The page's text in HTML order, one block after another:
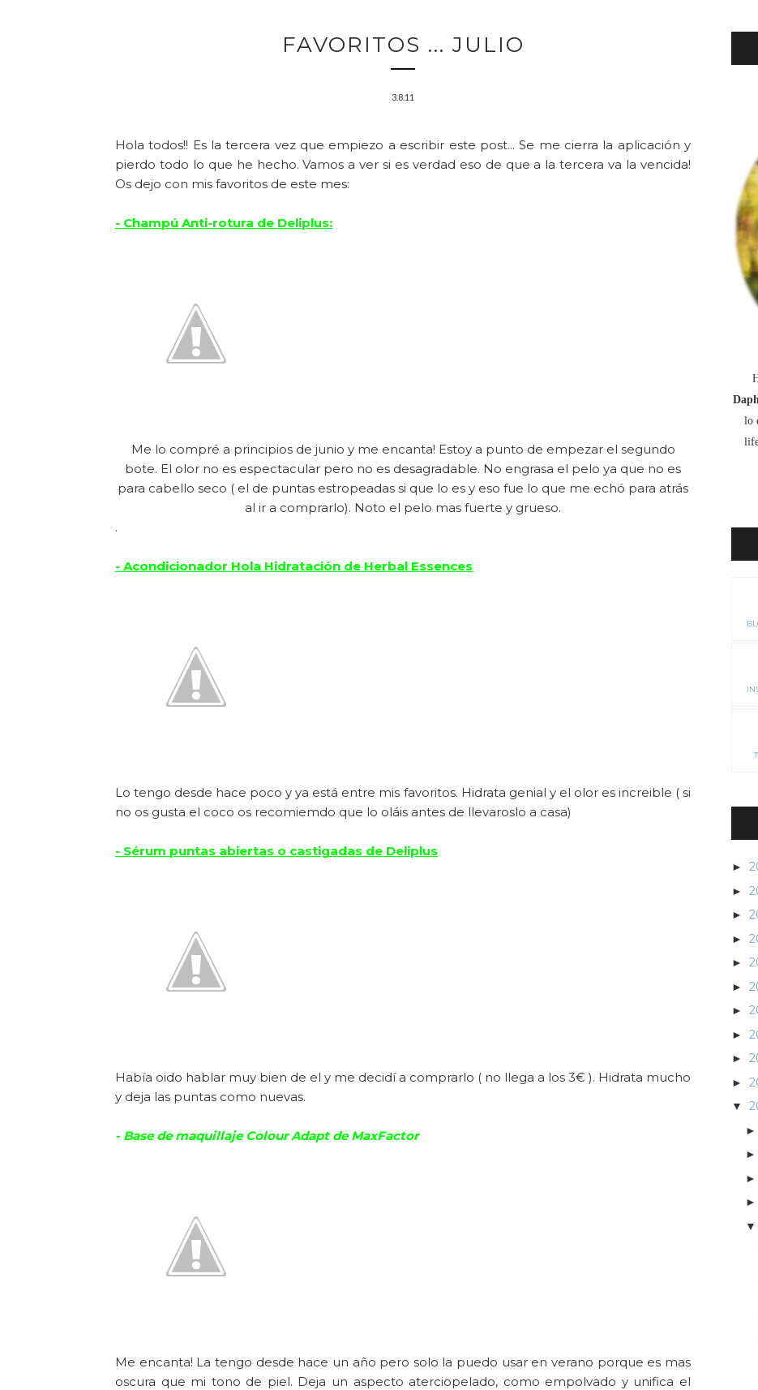
FAVORITOS ... JULIO
3.8.11
Hola todos!! Es la tercera vez que empiezo a escribir este post... Se me cierra la aplicación y
pierdo todo lo que he hecho. Vamos a ver si es verdad eso de que a la tercera va la vencida!
Os dejo con mis favoritos de este mes:
- Champú Anti-rotura de Deliplus:
Me lo compré a principios de junio y me encanta! Estoy a punto de empezar el segundo
bote. El olor no es espectacular pero no es desagradable. No engrasa el pelo ya que no es
para cabello seco ( el de puntas estropeadas si que lo es y eso fue lo que me echó para atrás
al ir a comprarlo). Noto el pelo mas fuerte y grueso.
.
- Acondicionador Hola Hidratación de Herbal Essences
Lo tengo desde hace poco y ya está entre mis favoritos. Hidrata genial y el olor es increible ( si
no os gusta el coco os recomiemdo que lo oláis antes de llevaroslo a casa)
- Sérum puntas abiertas o castigadas de Deliplus
Había oido hablar muy bien de el y me decidí a comprarlo ( no llega a los 3€ ). Hidrata mucho
y deja las puntas como nuevas.
- Base de maquillaje Colour Adapt de MaxFactor
Me encanta! La tengo desde hace un año pero solo la puedo usar en verano porque es mas
oscura que mi tono de piel. Deja un aspecto aterciopelado, como empolvado y unifica el
lo
►
►
►
►
►
►
►
►
►
►
▼
►
►
►
►
▼